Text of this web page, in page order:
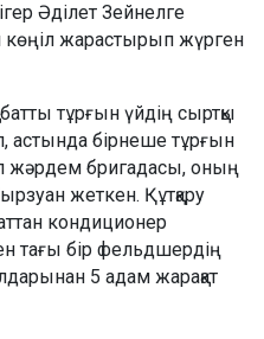
Әділет Зейнелге
көңіл жарастырып жүрген
тұрғын үйдің сыртқы
астында бірнеше тұрғын
жәрдем бригадасы, оның
жеткен. Құтқару
кондиционер
тағы бір фельдшердің
5 адам жарақат